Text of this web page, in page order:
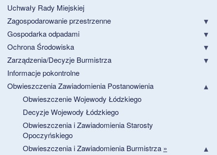
Uchwały Rady Miejskiej
Zagospodarowanie przestrzenne
Gospodarka odpadami
Ochrona Środowiska
Zarządzenia/Decyzje Burmistrza
Informacje pokontrolne
Obwieszczenia Zawiadomienia Postanowienia
Obwieszczenie Wojewody Łódzkiego
Decyzje Wojewody Łódzkiego
Obwieszczenia i Zawiadomienia Starosty
Opoczyńskiego
Obwieszczenia i Zawiadomienia Burmistrza »